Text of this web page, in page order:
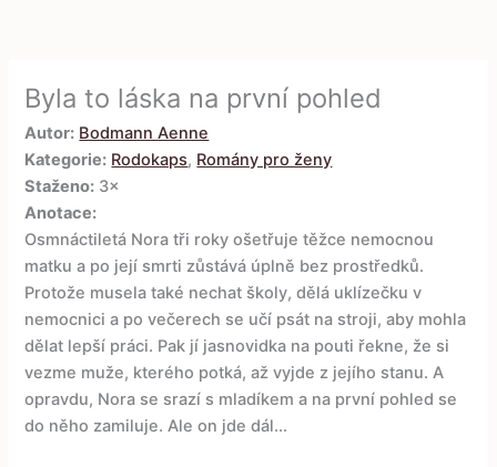
Byla to láska na první pohled
Autor: Bodmann Aenne
Kategorie: Rodokaps, Romány pro ženy
Staženo: 3×
Anotace:
Osmnáctiletá Nora tři roky ošetřuje těžce nemocnou
matku a po její smrti zůstává úplně bez prostředků.
Protože musela také nechat školy, dělá uklízečku v
nemocnici a po večerech se učí psát na stroji, aby mohla
dělat lepší práci. Pak jí jasnovidka na pouti řekne, že si
vezme muže, kterého potká, až vyjde z jejího stanu. A
opravdu, Nora se srazí s mladíkem a na první pohled se
do něho zamiluje. Ale on jde dál...